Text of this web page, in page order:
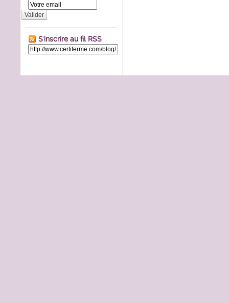
Valider
S'inscrire au fil RSS